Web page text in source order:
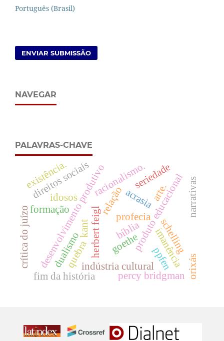
Português (Brasil)
ENVIAR SUBMISSÃO
NAVEGAR
PALAVRAS-CHAVE
kant herbert feigl bíblia
profecia
produto educacional
relaçãoacrasia
desenvolvimento produtivo
formação
indústria cultural
percy bridgman
fim da história
idosos
direitos sociais arte.
schelling
racionalismo.
existência.
goethe
dualismo
crítica do juízo imanência
seriedade
quebra ppfen orixás
narrativas